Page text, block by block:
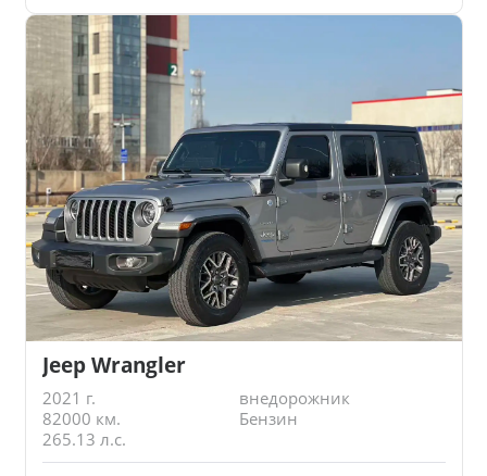
Jeep Wrangler
2021 г.
внедорожник
82000 км.
Бензин
265.13 л.с.